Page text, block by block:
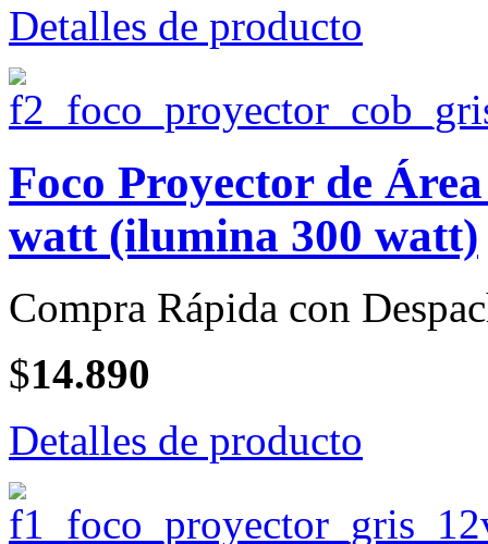
Detalles de producto
Foco Proyector de
watt (ilumina 300 watt)
Compra Rápida con
$14.890
Detalles de producto